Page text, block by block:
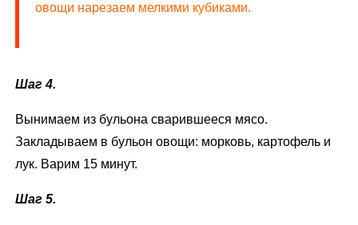
овощи нарезаем мелкими кубиками.
Шаг 4.
Вынимаем из бульона сварившееся мясо.
Закладываем в бульон овощи: морковь, картофель и
лук. Варим 15 минут.
Шаг 5.